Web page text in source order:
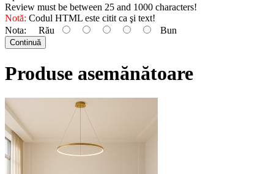
Review must be between 25 and 1000 characters!
Notă: Codul HTML este citit ca şi text!
Nota:
Rău Bun
Continuă
Produse asemănătoare